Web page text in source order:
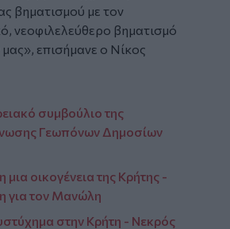
βηματισμού με τον
νεοφιλελεύθερο βηματισμό
επισήμανε ο Νίκος
συμβούλιο της
Γεωπόνων Δημοσίων
οικογένεια της Κρήτης -
για τον Μανώλη
στην Κρήτη - Νεκρός